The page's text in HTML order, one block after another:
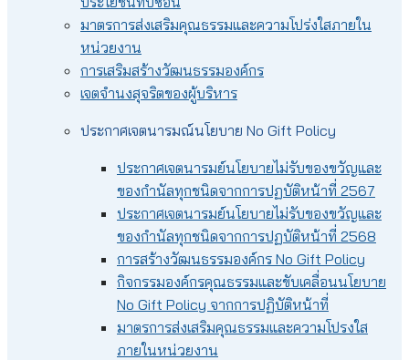
มาตรการส่งเสริมคุณธรรมและความโปร่งใสภายใน
หน่วยงาน
การเสริมสร้างวัฒนธรรมองค์กร
เจตจำนงสุจริตของผู้บริหาร
ประกาศเจตนารมณ์นโยบาย No Gift Policy
ประกาศเจตนารมย์นโยบายไม่รับของขวัญและ
ของกำนัลทุกชนิดจากการปฏบัติหน้าที่ 2567
ประกาศเจตนารมย์นโยบายไม่รับของขวัญและ
ของกำนัลทุกชนิดจากการปฏบัติหน้าที่ 2568
การสร้างวัฒนธรรมองค์กร No Gift Policy
กิจกรรมองค์กรคุณธรรมและขับเคลื่อนนโยบาย
No Gift Policy จากการปฏิบัติหน้าที่
มาตรการส่งเสริมคุณธรรมและความโปรงใส
ภายในหน่วยงาน